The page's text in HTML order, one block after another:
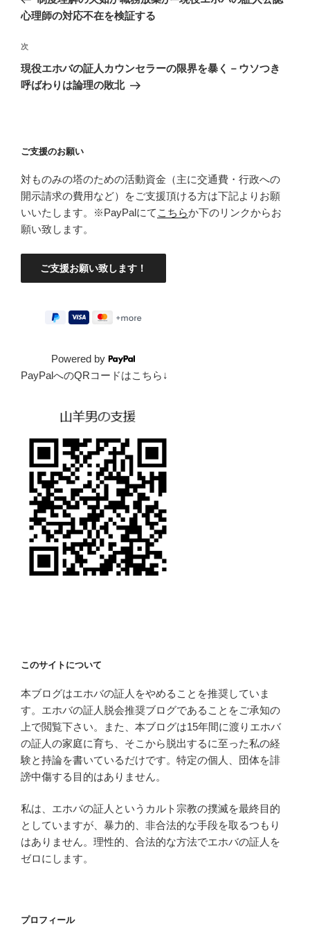
ナ
ゲ
ー
シ
投
心理師の対応不在を検証する
次
の
投
次
現役エホバの証人カウンセラーの限界を暴く－ウソつき
呼ばわりは論理の敗北
ご支援のお願い
対ものみの塔のための活動資金（主に交通費・行政への
開示請求の費用など）をご支援頂ける方は下記よりお願
いいたします。※PayPalにて こちらか下のリンクからお
願い致します。
Powered by
PayPalへのQRコードはこちら↓
このサイトについて
本ブログはエホバの証人をやめることを推奨していま
す。エホバの証人脱会推奨ブログであることをご承知の
上で閲覧下さい。また、本ブログは15年間に渡りエホバ
の証人の家庭に育ち、そこから脱出するに至った私の経
験と持論を書いているだけです。特定の個人、団体を誹
謗中傷する目的はありません。
私は、エホバの証人というカルト宗教の撲滅を最終目的
としていますが、暴力的、非合法的な手段を取るつもり
はありません。理性的、合法的な方法でエホバの証人を
ゼロにします。
プロフィール